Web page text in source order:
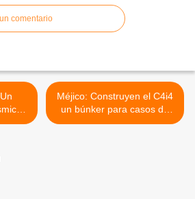
comentario
Méjico: Construyen el C4i4
un búnker para casos de
desastre >